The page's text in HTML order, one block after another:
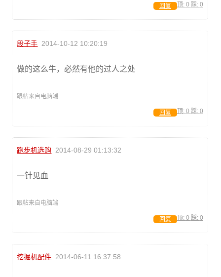
顶: 0 踩: 0
回复
段子手 2014-10-12 10:20:19
做的这么牛，必然有他的过人之处
跟帖来自电脑端
顶: 0 踩: 0
回复
跑步机选购 2014-08-29 01:13:32
一针见血
跟帖来自电脑端
顶: 0 踩: 0
回复
挖掘机配件 2014-06-11 16:37:58